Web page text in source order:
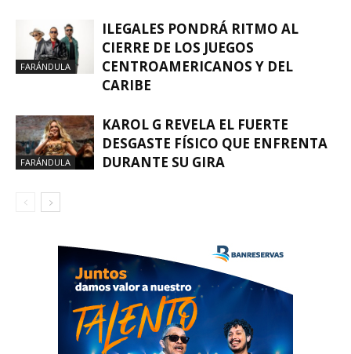
FARÁNDULA
ILEGALES PONDRÁ RITMO AL
CIERRE DE LOS JUEGOS
CENTROAMERICANOS Y DEL
CARIBE
FARÁNDULA
KAROL G REVELA EL FUERTE
DESGASTE FÍSICO QUE ENFRENTA
DURANTE SU GIRA